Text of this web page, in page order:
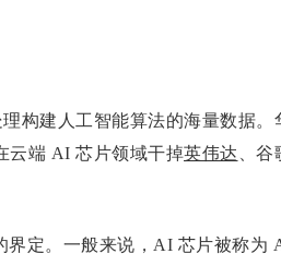
建人工智能算法的海量数据。
云端 AI 芯片领域干掉英伟达 、
。一般来说，AI 芯片被称为